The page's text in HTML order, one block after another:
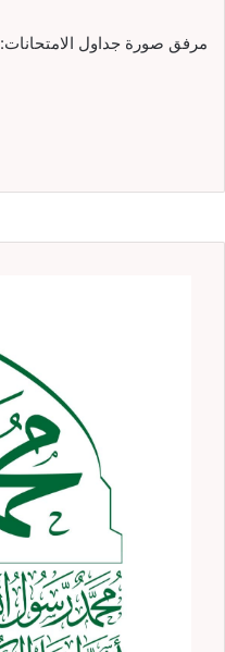
مرفق صورة جداول الامتحانات: